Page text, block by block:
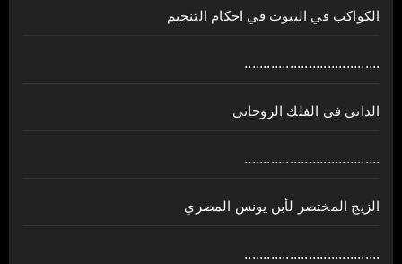
الكواكب في البيوت في احكام التنجيم
....................................
الداني في الفلك الروحاني
....................................
الزيج المختصر لأبن يونس المصري
....................................